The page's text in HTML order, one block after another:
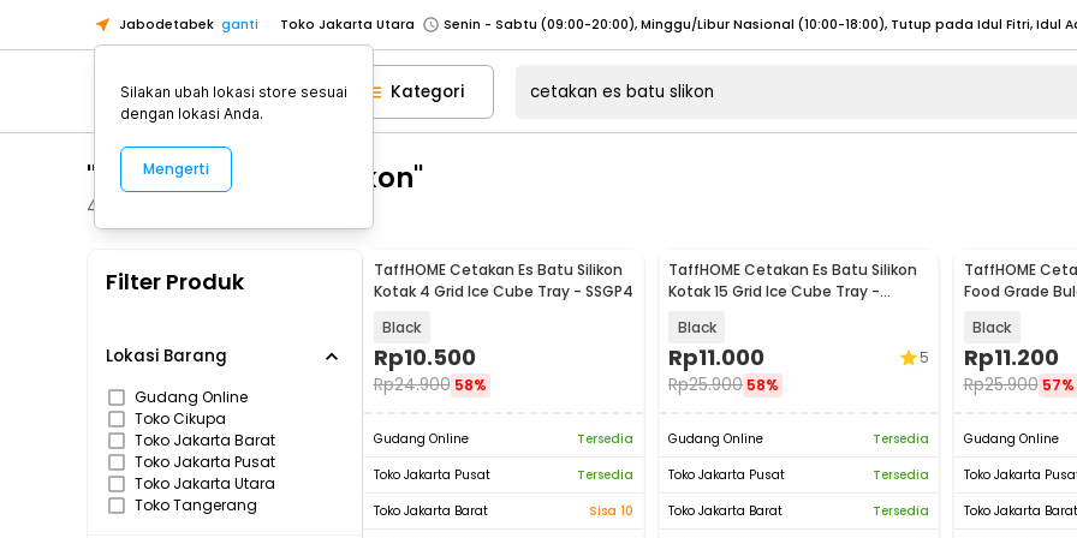
Jabodetabek ganti Toko Jakarta Utara
Toko Tangerang
Toko Cikupa
Pick n Go Jakarta Barat
Senin - Jumat (07:00 - 20:00), Sabtu - Minggu (08:00 - 20:00), Tutup pada Idul Fitri
Pick n Go Bekasi
Senin - Jumat (08:00 - 20:00), Sabtu - Minggu/ Libur Nasional (08:00 - 17:00)
Toko Jakarta Barat
Senin - Sabtu (09:00-20:00), Minggu/Libur Nasional (12:00-20:00), Tutup pada Idul Fitri
Toko Tangerang
Kategori
"cetakan es batu slikon"
47
Filter Produk
Lokasi Barang
Gudang Online
Toko Cikupa
Toko Jakarta Barat
Toko Jakarta Pusat
Toko Jakarta Utara
Toko Tangerang
TaffHOME Cetakan Es Batu Silikon
Kotak 4 Grid Ice Cube Tray - SSGP4
Black
Rp10.500
Rp24.900 58%
Gudang Online
Tersedia
Toko Jakarta Pusat
Tersedia
Toko Jakarta Barat
Sisa 10
TaffHOME Cetakan Es Batu Silikon
Kotak 15 Grid Ice Cube Tray -
Black
Rp11.000
Rp25.900 58%
5
Gudang Online
Tersedia
Toko Jakarta Pusat
Tersedia
Toko Jakarta Barat
Tersedia
TaffHOME
Food Grade
Black
Rp11.200
Rp25.900 57%
Gudang Online
Toko Jakarta
Toko Jakarta Barat
Silakan ubah lokasi store sesuai
dengan lokasi Anda.
Mengerti